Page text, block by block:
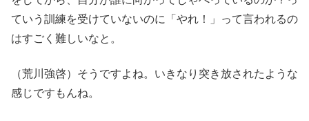
ていう訓練を受けていないのに「やれ！」って言われるの
はすごく難しいなと。
（荒川強啓）そうですよね。いきなり突き放されたような
感じですもんね。